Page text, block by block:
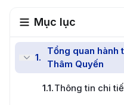
Mục lục
1.
Tổng quan hành
Thâm Quyến
1.1.Thông tin chi